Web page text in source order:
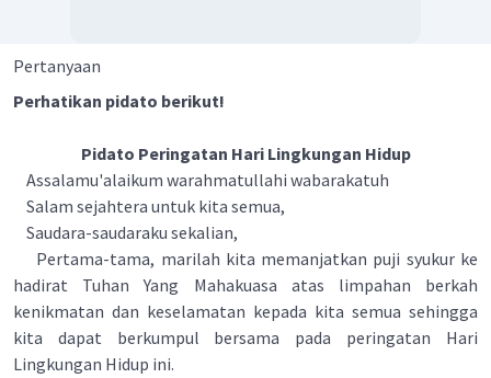
Pertanyaan
Perhatikan pidato berikut!
Pidato Peringatan Hari Lingkungan Hidup
Assalamu'alaikum warahmatullahi wabarakatuh
Salam sejahtera untuk kita semua,
Saudara-saudaraku sekalian,
Pertama-tama, marilah kita memanjatkan puji syukur ke
hadirat Tuhan Yang Mahakuasa atas limpahan berkah
kenikmatan dan keselamatan kepada kita semua sehingga
kita dapat berkumpul bersama pada peringatan Hari
Lingkungan Hidup ini.